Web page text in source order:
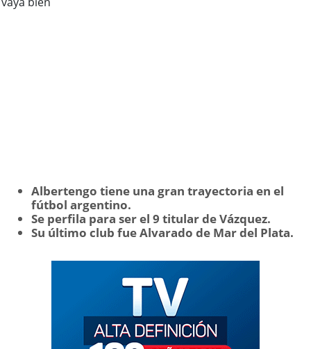
Albertengo tiene una gran trayectoria en el
fútbol argentino.
Se perfila para ser el 9 titular de Vázquez.
Su último club fue Alvarado de Mar del Plata.